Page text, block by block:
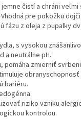
čistí a chráni
pre pokožku
fázu z oleja z pupalky
s vysokou
a neutrálne pH.
pomáha zmierniť
bariéru.
riziko vzniku
kontrolou.